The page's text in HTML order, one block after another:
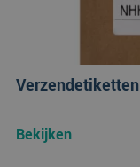
Verzendetiketten
Bekijken